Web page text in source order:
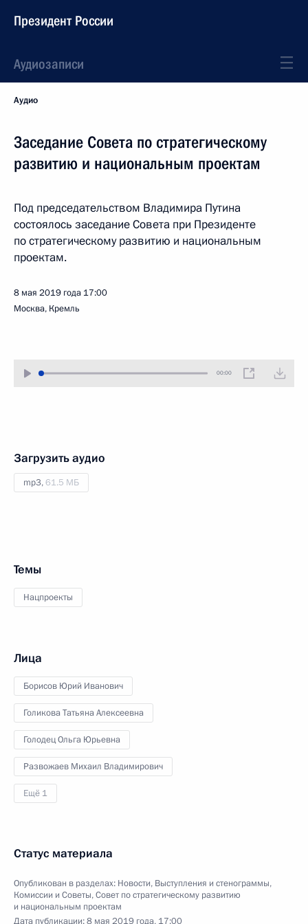
Президент России
Аудиозаписи
Аудио
Заседание Совета по стратегическому
развитию и национальным проектам
Под председательством Владимира Путина
состоялось заседание Совета при Президенте
по стратегическому развитию и национальным
проектам.
8 мая 2019 года 17:00
Москва, Кремль
00:00
Загрузить аудио
mp3,61.5 МБ
Темы
Нацпроекты
Лица
Борисов Юрий Иванович
Голикова Татьяна Алексеевна
Голодец Ольга Юрьевна
Развожаев Михаил Владимирович
Ещё 1
Статус материала
Опубликован в разделах: Новости, Выступления и стенограммы,
Комиссии и Советы,Совет по стратегическому развитию
и национальным проектам
Дата публикации:8 мая 2019 года, 17:00